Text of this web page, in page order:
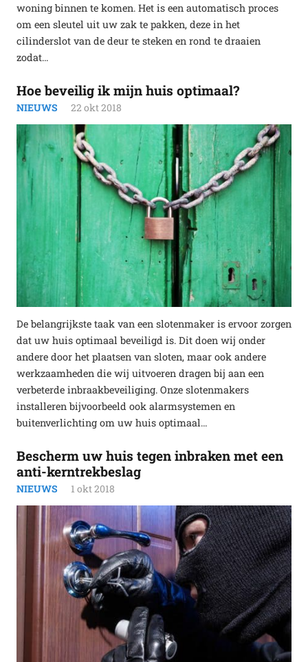
woning binnen te komen. Het is een automatisch proces
om een sleutel uit uw zak te pakken, deze in het
cilinderslot van de deur te steken en rond te draaien
zodat…
Hoe beveilig ik mijn huis optimaal?
NIEUWS 22 okt 2018
De belangrijkste taak van een slotenmaker is ervoor zorgen
dat uw huis optimaal beveiligd is. Dit doen wij onder
andere door het plaatsen van sloten, maar ook andere
werkzaamheden die wij uitvoeren dragen bij aan een
verbeterde inbraakbeveiliging. Onze slotenmakers
installeren bijvoorbeeld ook alarmsystemen en
buitenverlichting om uw huis optimaal…
Bescherm uw huis tegen inbraken met een
anti-kerntrekbeslag
NIEUWS 1 okt 2018